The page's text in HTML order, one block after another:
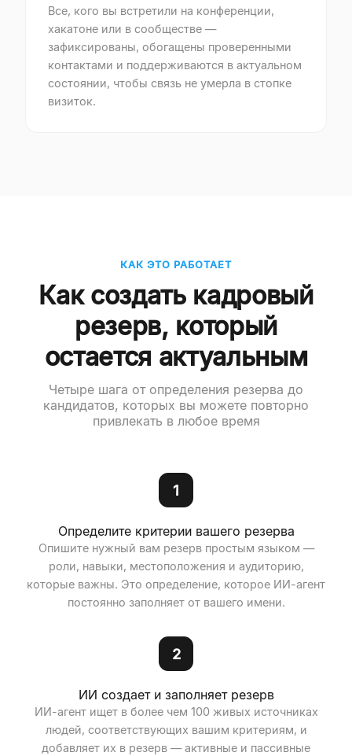
Все, кого вы встретили на конференции,
хакатоне или в сообществе —
зафиксированы, обогащены проверенными
контактами и поддерживаются в актуальном
состоянии, чтобы связь не умерла в стопке
визиток.
КАК ЭТО РАБОТАЕТ
Как создать кадровый
резерв, который
остается актуальным
Четыре шага от определения резерва до
кандидатов, которых вы можете повторно
привлекать в любое время
1
Определите критерии вашего резерва
Опишите нужный вам резерв простым языком —
роли, навыки, местоположения и аудиторию,
которые важны. Это определение, которое ИИ-агент
постоянно заполняет от вашего имени.
2
ИИ создает и заполняет резерв
ИИ-агент ищет в более чем 100 живых источниках
людей, соответствующих вашим критериям, и
добавляет их в резерв — активные и пассивные